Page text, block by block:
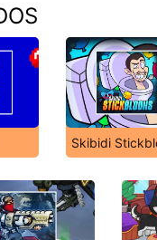
Skibidi